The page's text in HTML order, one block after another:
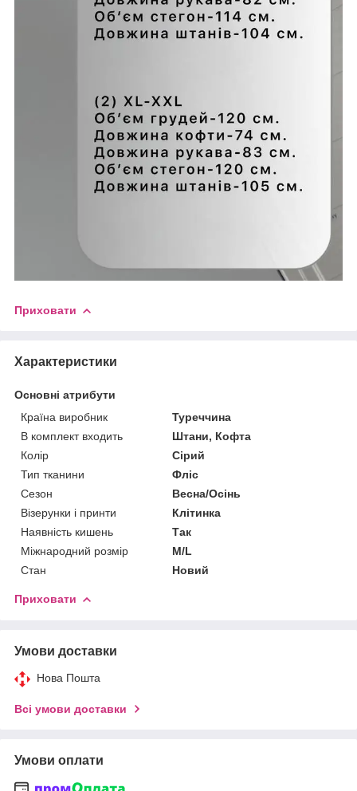
Приховати
Характеристики
Основні атрибути
Країна виробник
Туреччина
В комплект входить
Штани, Кофта
Колір
Сірий
Тип тканини
Фліс
Сезон
Весна/Осінь
Візерунки і принти
Клітинка
Наявність кишень
Так
Міжнародний розмір
M/L
Стан
Новий
Приховати
Умови доставки
Нова Пошта
Всі умови доставки
Умови оплати